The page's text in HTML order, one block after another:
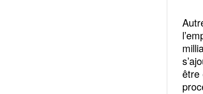
être